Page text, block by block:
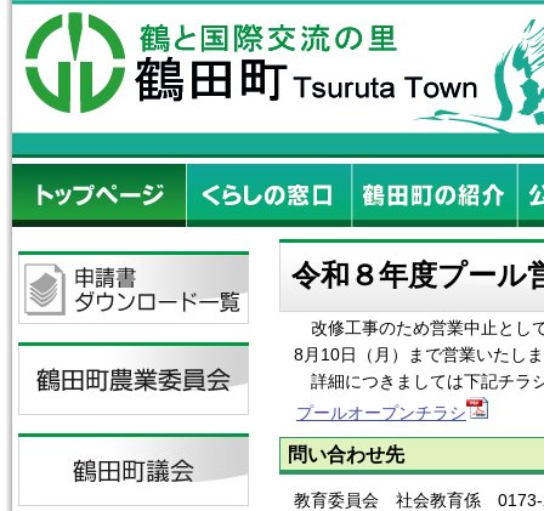
令和８年度プール
改修工事のため営業中止とし
8月10日（月）まで営業いたし
詳細につきましては下記チラ
プールオープンチラシ
問い合わせ先
教育委員会 社会教育係 0173-